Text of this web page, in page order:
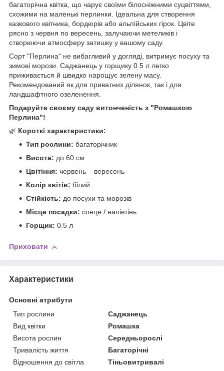
багаторічна квітка, що чарує своїми білосніжними суцвіттями,
схожими на маленькі перлинки. Ідеальна для створення
казкового квітника, бордюрів або альпійських гірок. Цвіте
рясно з червня по вересень, залучаючи метеликів і
створюючи атмосферу затишку у вашому саду.
Сорт "Перлина" не вибагливий у догляді, витримує посуху та
зимові морози. Саджанець у горщику 0.5 л легко
приживається й швидко нарощує зелену масу.
Рекомендований як для приватних ділянок, так і для
ландшафтного озеленення.
Подаруйте своєму саду витонченість з "Ромашкою
Перлина"!
🌿 Короткі характеристики:
Тип рослини: багаторічник
Висота: до 60 см
Цвітіння: червень – вересень
Колір квітів: білий
Стійкість: до посухи та морозів
Місце посадки: сонце / напівтінь
Горщик: 0.5 л
Приховати
Характеристики
Основні атрибути
Тип рослини
Саджанець
Вид квітки
Ромашка
Висота рослин
Середньорослі
Тривалість життя
Багаторічні
Відношення до світла
Тіньовитривалі